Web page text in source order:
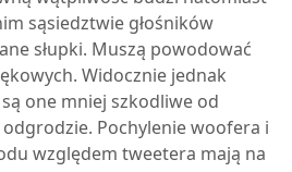
sąsiedztwie głośników
słupki. Muszą powodować
Widocznie jednak
one mniej szkodliwe od
Pochylenie woofera i
względem tweetera mają na